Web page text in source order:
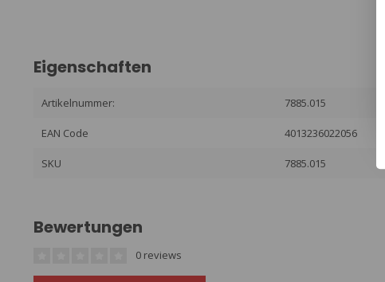
Eigenschaften
Artikelnummer: 7885.015
EAN Code 4013236022056
SKU 7885.015
Bewertungen
0 reviews